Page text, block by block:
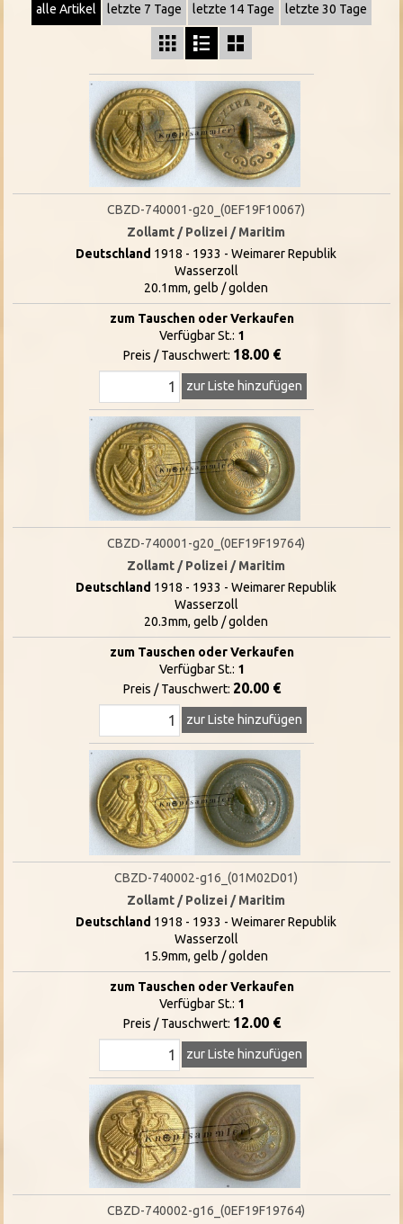
alle Artikel letzte 7 Tage letzte 14 Tage letzte 30 Tage
  
CBZD-740001-g20_(0EF19F10067)
Zollamt / Polizei / Maritim
Deutschland 1918 - 1933 - Weimarer Republik
Wasserzoll
20.1mm, gelb / golden
zum Tauschen oder Verkaufen
Verfügbar St.: 1
Preis / Tauschwert: 18.00 €
zur Liste hinzufügen
CBZD-740001-g20_(0EF19F19764)
Zollamt / Polizei / Maritim
Deutschland 1918 - 1933 - Weimarer Republik
Wasserzoll
20.3mm, gelb / golden
zum Tauschen oder Verkaufen
Verfügbar St.: 1
Preis / Tauschwert: 20.00 €
zur Liste hinzufügen
CBZD-740002-g16_(01M02D01)
Zollamt / Polizei / Maritim
Deutschland 1918 - 1933 - Weimarer Republik
Wasserzoll
15.9mm, gelb / golden
zum Tauschen oder Verkaufen
Verfügbar St.: 1
Preis / Tauschwert: 12.00 €
zur Liste hinzufügen
CBZD-740002-g16_(0EF19F19764)